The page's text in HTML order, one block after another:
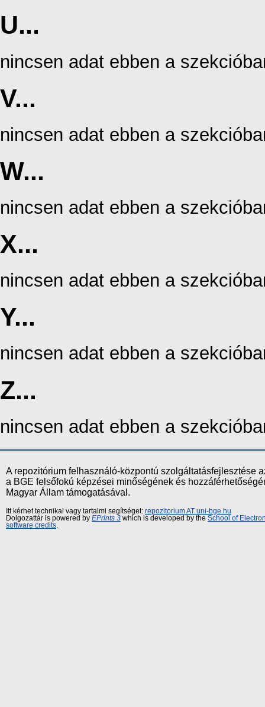
U...
nincsen adat ebben a
V...
nincsen adat ebben a
W...
nincsen adat ebben a
X...
nincsen adat ebben a
Y...
nincsen adat ebben a
Z...
nincsen adat ebben a
A repozitórium felhasználó-központú szolgáltatásfejlesztése
a BGE felsőfokú képzései minőségének és
Magyar Állam támogatásával.
Itt kérhet technikai vagy tartalmi segítséget: repozitorium AT uni-bge.hu
Dolgozattár is powered by EPrints 3 which is developed by the School of
software credits